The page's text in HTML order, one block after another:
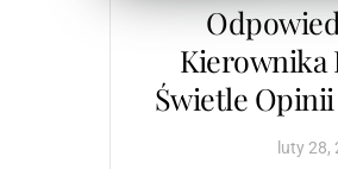
Kierownika
Świetle
luty28,